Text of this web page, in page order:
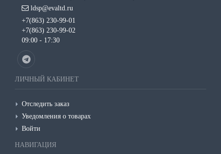
ldsp@evaltd.ru
+7(863) 230-99-01
+7(863) 230-99-02
09:00 - 17:30
ЛИЧНЫЙ КАБИНЕТ
Отследить заказ
Уведомления о товарах
Войти
НАВИГАЦИЯ